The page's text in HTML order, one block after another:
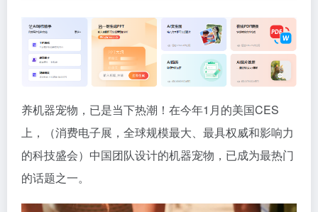
养机器宠物，已是当下热潮！在今年1月的美国CES
上，（消费电子展，全球规模最大、最具权威和影响力
的科技盛会）中国团队设计的机器宠物，已成为最热门
的话题之一。